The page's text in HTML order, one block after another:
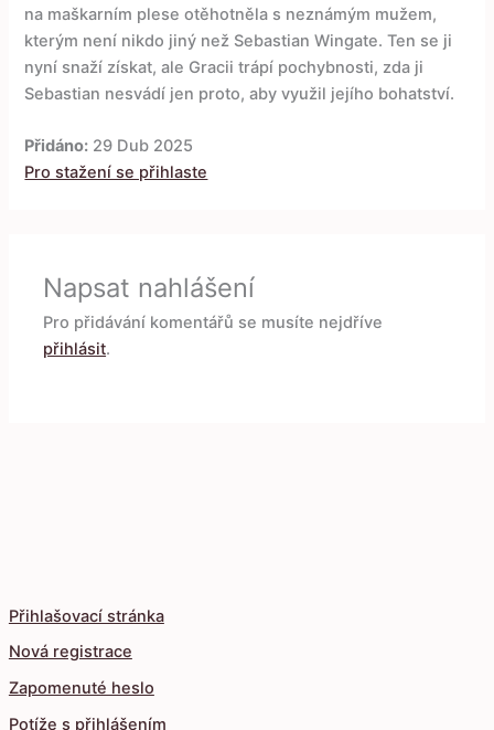
Přihlašovací stránka
Nová registrace
Zapomenuté heslo
Potíže s přihlášením
na maškarním plese otěhotněla s neznámým mužem,
kterým není nikdo jiný než Sebastian Wingate. Ten se ji
nyní snaží získat, ale Gracii trápí pochybnosti, zda ji
Sebastian nesvádí jen proto, aby využil jejího bohatství.
Přidáno: 29 Dub 2025
Pro stažení se přihlaste
Napsat nahlášení
Pro přidávání komentářů se musíte nejdříve
přihlásit.